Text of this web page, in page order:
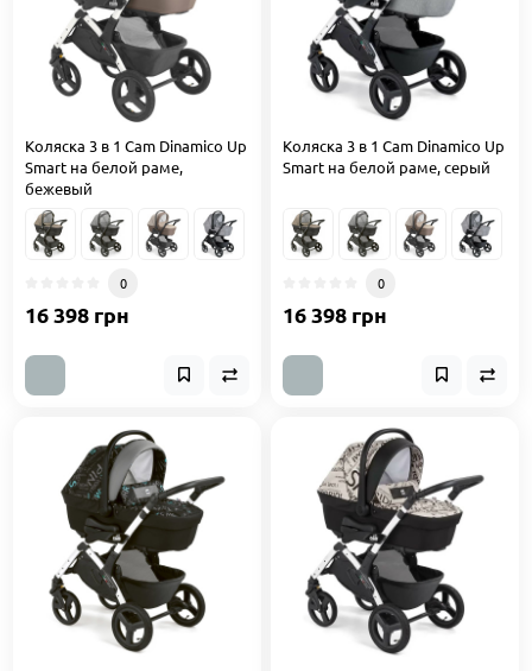
Коляска 3 в 1 Cam Dinamico Up
Smart на белой раме,
бежевый
0
16 398 грн
Коляска 3 в 1 Cam Dinamico Up
Smart на белой раме, серый
0
16 398 грн